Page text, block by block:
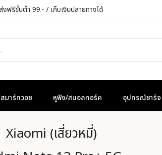
งฟรีขั้นต่ำ 99.- / เก็บเงินปลายทางได้
มาร์ทวอช หูฟัง/สมอลทอร์ค อุปกรณ์ชาร์จ
Xiaomi (เสี่ยวหมี่)